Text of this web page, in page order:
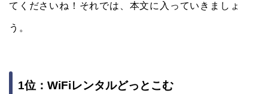
てくださいね！それでは、本文に入っていきましょ
う。
1位：WiFiレンタルどっとこむ